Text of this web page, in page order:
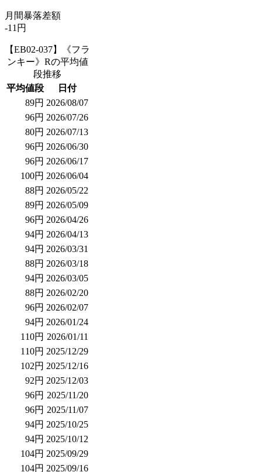
月間暴落差額
-11円
【EB02-037】《フラ
ンキー》Rの平均値
段推移
平均値段
日付
89円 2026/08/07
96円 2026/07/26
80円 2026/07/13
96円 2026/06/30
96円 2026/06/17
100円 2026/06/04
88円 2026/05/22
89円 2026/05/09
96円 2026/04/26
94円 2026/04/13
94円 2026/03/31
88円 2026/03/18
94円 2026/03/05
88円 2026/02/20
96円 2026/02/07
94円 2026/01/24
110円 2026/01/11
110円 2025/12/29
102円 2025/12/16
92円 2025/12/03
96円 2025/11/20
96円 2025/11/07
94円 2025/10/25
94円 2025/10/12
104円 2025/09/29
104円 2025/09/16